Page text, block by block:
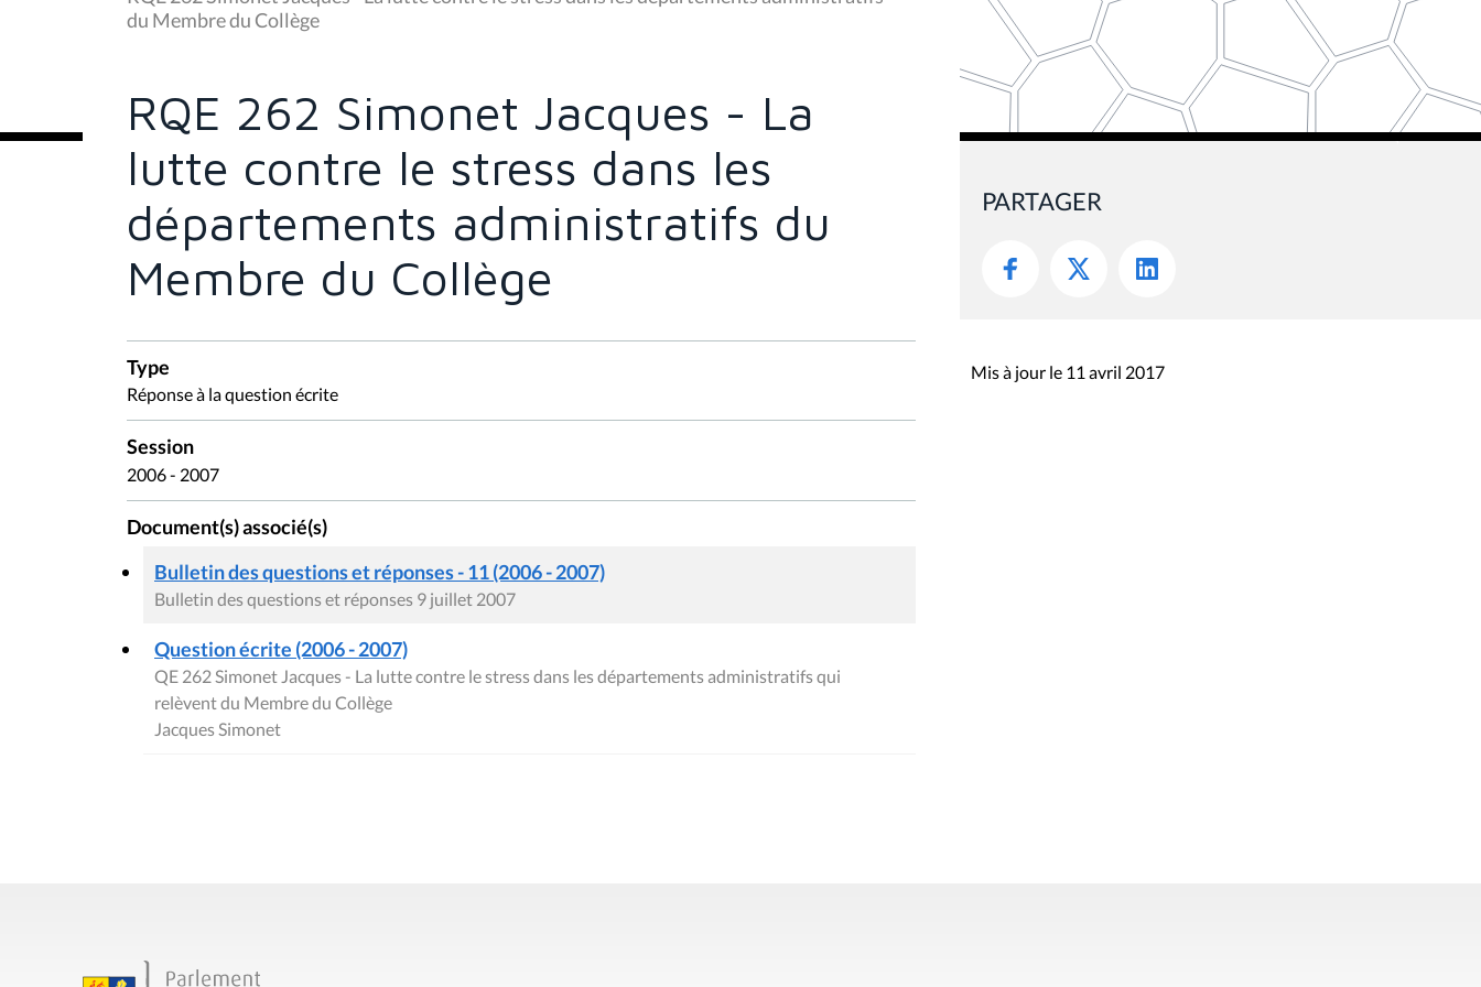
s
ê
du Membre du Collège
RQE 262 Simonet Jacques - La
lutte contre le stress dans les
départements administratifs du
Membre du Collège
Type
Réponse à la question écrite
Session
2006 - 2007
Document(s) associé(s)
Bulletin des questions et réponses - 11 (2006 - 2007)
Bulletin des questions et réponses 9 juillet 2007
Question écrite (2006 - 2007)
QE 262 Simonet Jacques - La lutte contre le stress dans les départements administratifs qui
relèvent du Membre du Collège
Jacques Simonet
PARTAGER
Mis à jour le 11 avril 2017